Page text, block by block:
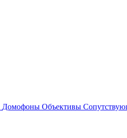
Домофоны Объективы